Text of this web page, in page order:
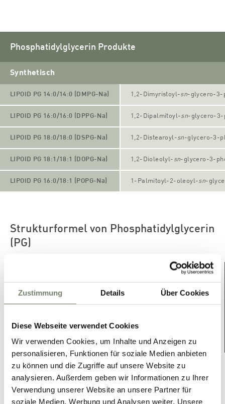
Zustimmung Details Über Cookies
Diese Webseite verwendet Cookies
Wir verwenden Cookies, um Inhalte und Anzeigen zu
personalisieren, Funktionen für soziale Medien anbieten
zu können und die Zugriffe auf unsere Website zu
analysieren. Außerdem geben wir Informationen zu Ihrer
Verwendung unserer Website an unsere Partner für
soziale Medien, Werbung und Analysen weiter. Unsere
Phosphatidylglycerin Produkte
Synthetisch
LIPOID PG 14:0/14:0 (DMPG-Na) 1,2-Dimyristoyl-sn-glycero-3-
LIPOID PG 16:0/16:0 (DPPG-Na) 1,2-Dipalmitoyl-sn-glycero-3-
LIPOID PG 18:0/18:0 (DSPG-Na) 1,2-Distearoyl-sn-glycero-3-
LIPOID PG 18:1/18:1 (DOPG-Na) 1,2-Dioleolyl- sn-glycero-3-
LIPOID PG 16:0/18:1 (POPG-Na) 1-Palmitoyl-2-oleoyl-sn-
Strukturformel von Phosphatidylglycerin
(PG)
For further information, datasheets and other
downloads, please contact our sales department.